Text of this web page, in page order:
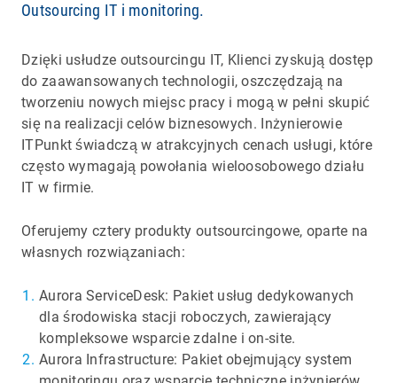
Outsourcing IT i monitoring.
Dzięki usłudze outsourcingu IT, Klienci zyskują dostęp
do zaawansowanych technologii, oszczędzają na
tworzeniu nowych miejsc pracy i mogą w pełni skupić
się na realizacji celów biznesowych. Inżynierowie
ITPunkt świadczą w atrakcyjnych cenach usługi, które
często wymagają powołania wieloosobowego działu
IT w firmie.
Oferujemy cztery produkty outsourcingowe, oparte na
własnych rozwiązaniach:
Aurora ServiceDesk: Pakiet usług dedykowanych
dla środowiska stacji roboczych, zawierający
kompleksowe wsparcie zdalne i on-site.
Aurora Infrastructure: Pakiet obejmujący system